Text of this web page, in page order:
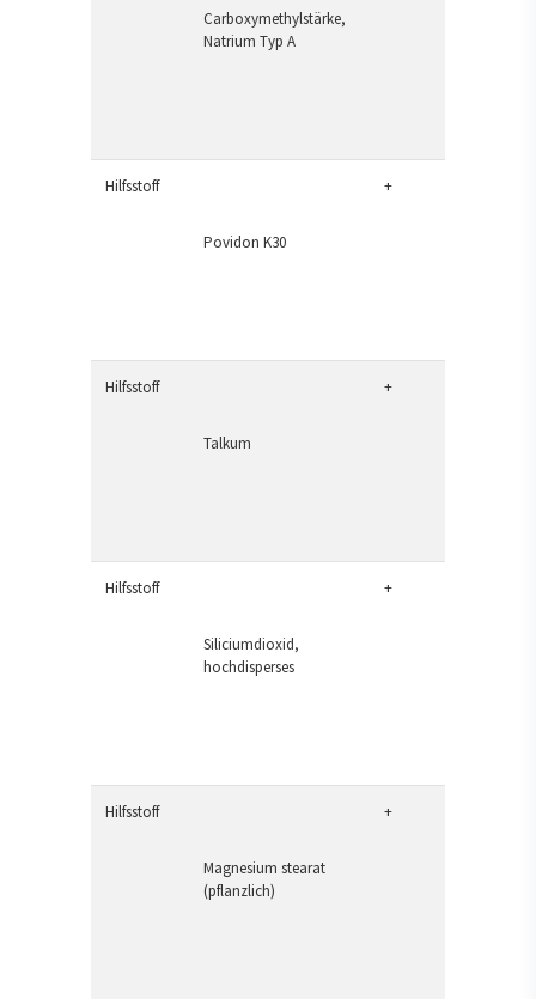
Carboxymethylstärke,
Natrium Typ A
Hilfsstoff
Povidon K30
+
Hilfsstoff
Talkum
+
Hilfsstoff
Siliciumdioxid,
hochdisperses
+
Hilfsstoff
Magnesium stearat
(pflanzlich)
+